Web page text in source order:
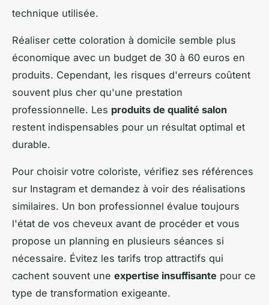
technique utilisée.
Réaliser cette coloration à domicile semble plus
économique avec un budget de 30 à 60 euros en
produits. Cependant, les risques d'erreurs coûtent
souvent plus cher qu'une prestation
professionnelle. Les produits de qualité salon
restent indispensables pour un résultat optimal et
durable.
Pour choisir votre coloriste, vérifiez ses références
sur Instagram et demandez à voir des réalisations
similaires. Un bon professionnel évalue toujours
l'état de vos cheveux avant de procéder et vous
propose un planning en plusieurs séances si
nécessaire. Évitez les tarifs trop attractifs qui
cachent souvent une expertise insuffisante pour ce
type de transformation exigeante.